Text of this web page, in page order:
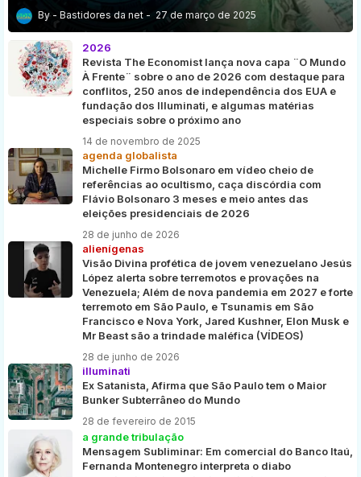
Bastidores da net 27 de março de 2025
2026
Revista The Economist lança nova capa ¨O Mundo
À Frente¨ sobre o ano de 2026 com destaque para
conflitos, 250 anos de independência dos EUA e
fundação dos Illuminati, e algumas matérias
especiais sobre o próximo ano
14 de novembro de 2025
agenda globalista
Michelle Firmo Bolsonaro em vídeo cheio de
referências ao ocultismo, caça discórdia com
Flávio Bolsonaro 3 meses e meio antes das
eleições presidenciais de 2026
28 de junho de 2026
alienígenas
Visão Divina profética de jovem venezuelano Jesús
López alerta sobre terremotos e provações na
Venezuela; Além de nova pandemia em 2027 e forte
terremoto em São Paulo, e Tsunamis em São
Francisco e Nova York, Jared Kushner, Elon Musk e
Mr Beast são a trindade maléfica (VÍDEOS)
28 de junho de 2026
illuminati
Ex Satanista, Afirma que São Paulo tem o Maior
Bunker Subterrâneo do Mundo
28 de fevereiro de 2015
a grande tribulação
Mensagem Subliminar: Em comercial do Banco Itaú,
Fernanda Montenegro interpreta o diabo